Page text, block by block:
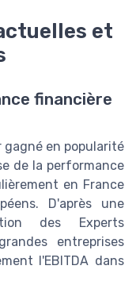
et
financière
gagné en popularité
de la performance
en France
D'après une
des Experts
entreprises
l'EBITDA dans